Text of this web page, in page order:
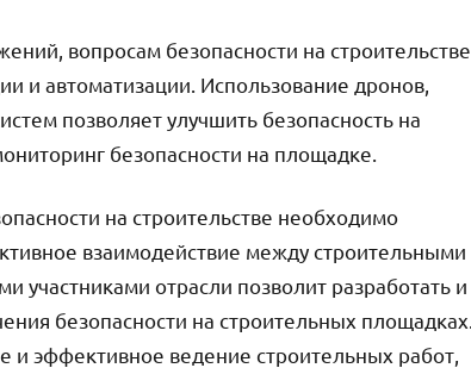
вопросам безопасности на строительстве
и автоматизации. Использование дронов,
позволяет улучшить безопасность на
безопасности на площадке.
на строительстве необходимо
взаимодействие между строительными
участниками отрасли позволит разработать и
безопасности на строительных площадках.
эффективное ведение строительных работ,